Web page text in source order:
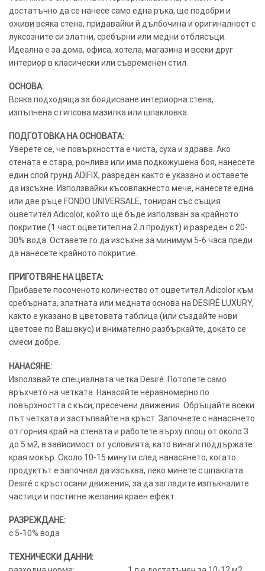
достатъчно да се нанесе само една ръка, ще подобри и
оживи всяка стена, придавайки й дълбочина и оригиналност с
луксозните си златни, сребърни или медни отблясъци.
Идеална е за дома, офиса, хотела, магазина и всеки друг
интериор в класически или съвременен стил.
ОСНОВА:
Всяка подходяща за боядисване интериорна стена,
изпълнена с гипсова мазилка или шпакловка.
ПОДГОТОВКА НА ОСНОВАТА:
Уверете се, че повърхността е чиста, суха и здрава. Ако
стената е стара, ронлива или има подкожушена боя, нанесете
един слой грунд ADIFIX, разреден както е указано и оставете
да изсъхне. Използвайки късовлакнесто мече, нанесете една
или две ръце FONDO UNIVERSALE, тониран със същия
оцветител Adicolor, който ще бъде използван за крайното
покритие (1 част оцветител на 2 л продукт) и разреден с 20-
30% вода. Оставете го да изсъхне за минимум 5-6 часа преди
да нанесете крайното покритие.
ПРИГОТВЯНЕ НА ЦВЕТА:
Прибавете посоченото количество от оцветител Adicolor към
сребърната, златната или медната основа на DESIRÉ LUXURY,
както е указано в цветовата таблица (или създайте нови
цветове по Ваш вкус) и внимателно разбъркайте, докато се
смеси добре.
НАНАСЯНЕ:
Използвайте специалната четка Desiré. Потопете само
връхчето на четката. Нанасяйте неравномерно по
повърхността с къси, пресечени движения. Обръщайте всеки
път четката и застъпвайте на кръст. Започнете с нанасянето
от горния край на стената и работете върху площ от около 3
до 5 м2, в зависимост от условията, като винаги поддържате
края мокър. Около 10-15 минути след нанасянето, когато
продуктът е започнал да изсъхва, леко минете с шпаклата
Desiré с кръстосани движения, за да загладите изпъкналите
частици и постигне желания краен ефект.
РАЗРЕЖДАНЕ:
с 5-10% вода
ТЕХНИЧЕСКИ ДАННИ: